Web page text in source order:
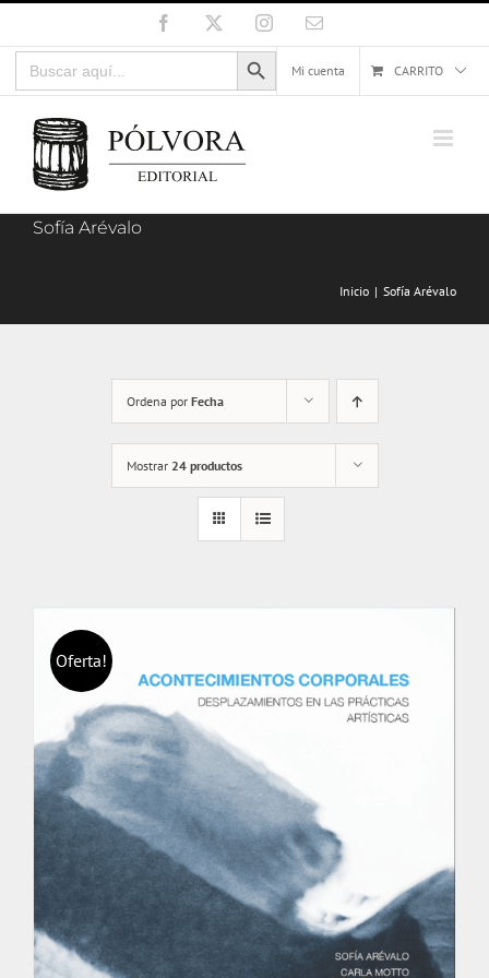
al
contenido
Facebook InstagramCorreo
Buscar:
Botón de búsqueda
Mi cuenta
CARRITO
Sofía Arévalo
Inicio Sofía Arévalo
Ordena por Fecha
Mostrar 24 productos
Oferta!